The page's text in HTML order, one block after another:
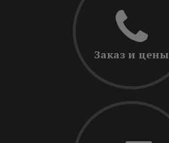
Заказ и цены